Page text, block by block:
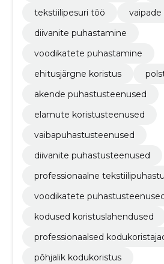
tekstiilipesuri töö
diivanite puhastamine
voodikatete puhastamine
ehitusjärgne koristus
akende puhastusteenused
elamute koristusteenused
vaibapuhastusteenused
diivanite puhastusteenused
professionaalne
voodikatete puhastusteenused
kodused koristuslahendused
professionaalsed
põhjalik kodukoristus